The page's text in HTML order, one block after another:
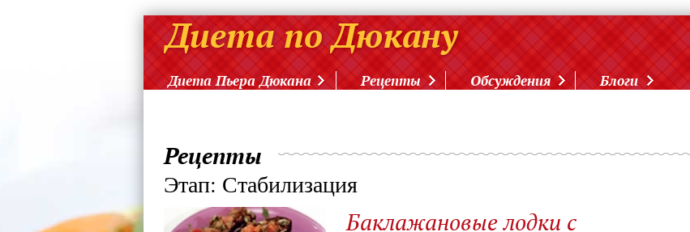
Диета Пьера Дюкана Рецепты Обсуждения Блоги
Рецепты
Этап: Стабилизация
Баклажановые лодки с